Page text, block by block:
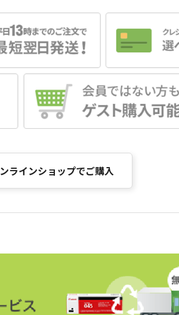
ラインショップでご購入